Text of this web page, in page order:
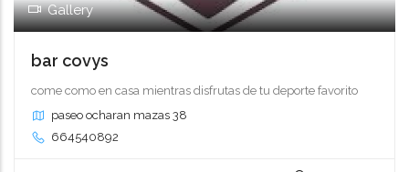
Gallery
bar covys
come como en casa mientras disfrutas de tu deporte favorito
paseo ocharan mazas 38
664540892